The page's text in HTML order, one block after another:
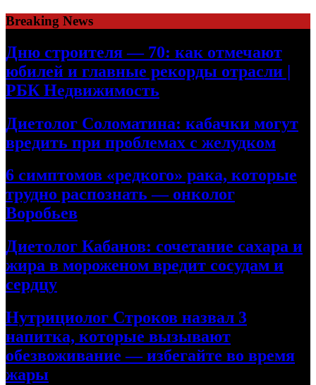
Skip
to
content
Breaking News
Дню строителя — 70: как отмечают
юбилей и главные рекорды отрасли |
РБК Недвижимость
Диетолог Соломатина: кабачки могут
вредить при проблемах с желудком
6 симптомов «редкого» рака, которые
трудно распознать — онколог
Воробьев
Диетолог Кабанов: сочетание сахара и
жира в мороженом вредит сосудам и
сердцу
Нутрициолог Строков назвал 3
напитка, которые вызывают
обезвоживание — избегайте во время
жары